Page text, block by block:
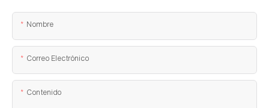
Nombre
Correo Electrónico
Contenido